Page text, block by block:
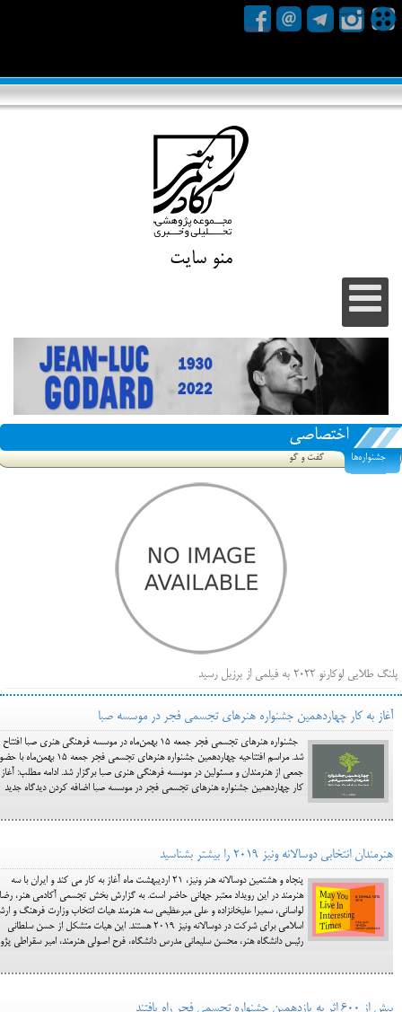
منو سایت
اختصاصی
جشنواره‌ها گفت و گو
پلنگ طلایی لوکارنو ۲۰۲۲ به فیلمی از برزیل رسید
فهرست فیلم‌های بخش مسابقه جشنواره فیلم ونیز ۲۰۲۲ مشخص شد، سهم پررنگ ایرانی‌ها
بیرون راندن فیلم‌های منتسب به حامیان کرملین از جشنواره کن، راه برای مستقل‌ها باز است
آغاز به کار چهاردهمین جشنواره هنرهای تجسمی فجر در موسسه صبا
جشنواره هنرهای تجسمی فجر جمعه ۱۵ بهمن‌ماه در موسسه فرهنگی هنری صبا افتتاح
شد. مراسم افتتاحیه چهاردهمین جشنواره هنرهای تجسمی فجر جمعه ۱۵
جمعی از هنرمندان و مسئولین در موسسه فرهنگی هنری صبا برگزار شد. ادامه مطلب: آغاز
کار چهاردهمین جشنواره هنرهای تجسمی فجر در موسسه صبا اضافه کردن دیدگاه جدید
هنرمندان انتخابی دوسالانه ونیز 2019 را بیشتر بشناسید
پنجاه و هشتمین دوسالانه هنر ونیز، ۲۱ اردیبهشت ماه آغاز به کار می کند و ایران با سه
هنرمند در این رویداد معتبر جهانی حاضر است. به گزارش بخش تجسمی آکادمی هنر، رضا
لواسانی، سمیرا علیخانزاده و علی میرعظیمی سه هنرمند هیات انتخاب وزارت فرهنگ و
اسلامی برای شرکت در دوسالانه ونیز 2019 هستند. این هیات متشکل از حسن سلطانی
رئیس دانشگاه هنر، محسن سلیمانی مدرس دانشگاه، فرح اصولی هنرمند، امیر سقراطی پژو
بیش از ۶۰۰ اثر به یازدهمین جشنواره تجسمی فجر راه یافتند